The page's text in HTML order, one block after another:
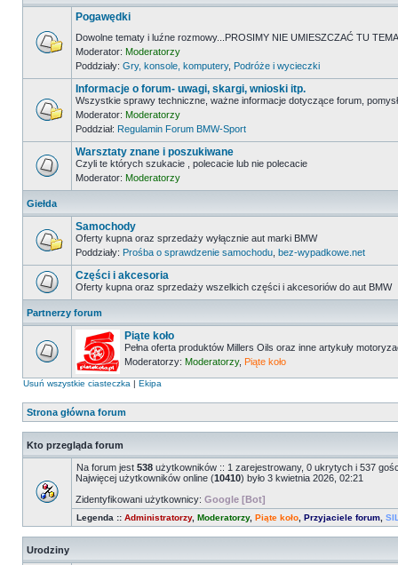
Pogawędki
Dowolne tematy i luźne rozmowy...PROSIMY NIE UMIESZCZAĆ TU
Moderator: Moderatorzy
Poddziały: Gry, konsole, komputery, Podróże i wycieczki
Informacje o forum- uwagi, skargi, wnioski itp.
Wszystkie sprawy techniczne, ważne informacje dotyczące forum,
Moderator: Moderatorzy
Poddział: Regulamin Forum BMW-Sport
Warsztaty znane i poszukiwane
Czyli te których szukacie , polecacie lub nie polecacie
Moderator: Moderatorzy
Giełda
Samochody
Oferty kupna oraz sprzedaży wyłącznie aut marki BMW
Poddziały: Prośba o sprawdzenie samochodu bez-wypadkowe.net
Części i akcesoria
Oferty kupna oraz sprzedaży wszelkich części i akcesoriów do aut BMW
Partnerzy forum
Piąte koło
Pełna oferta produktów Millers Oils oraz inne artykuły
Moderatorzy: Moderatorzy, Piąte koło
Usuń wszystkie ciasteczka | Ekipa
Strona główna forum
Kto przegląda forum
Na forum jest 538 użytkowników :: 1 zarejestrowany, 0 ukrytych i 537
Najwięcej użytkowników online (10410) było 3 kwietnia 2026, 02:21
Zidentyfikowani użytkownicy: Google [Bot]
Legenda :: Administratorzy, Moderatorzy, Piąte koło Przyjaciele forum
Urodziny